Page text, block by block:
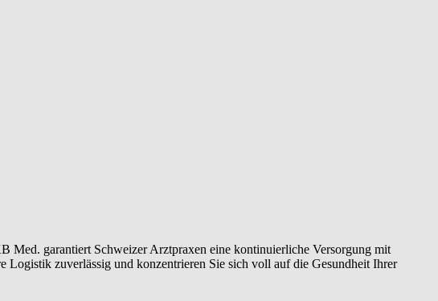
Med. garantiert Schweizer Arztpraxen eine kontinuierliche Versorgung mit
zuverlässig und konzentrieren Sie sich voll auf die Gesundheit Ihrer